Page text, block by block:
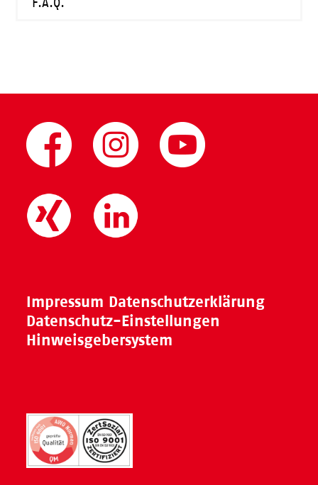
Impressum Datenschutzerklärung
Datenschutz-Einstellungen
Hinweisgebersystem